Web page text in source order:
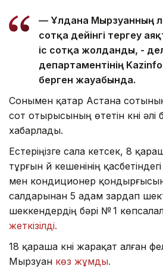
— Ұлдана Мырзуанның
сотқа дейінгі тергеу
іс сотқа жолданды, -
департаментінің
берген жауабында.
Сонымен қатар Астана
сот отырысының өтетін күні әлі
хабарлады.
Естеріңізге сала кетсек, 8
тұрғын үй кешенінің
мен кондиционер
салдарынан 5 адам зардап
шеккендердің бәрі № 1
жеткізілді.
18 қараша күні жарақат алған
Мырзуан көз жұмды.